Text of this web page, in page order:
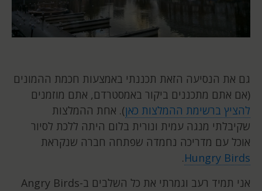
גם את הנסיעה הזאת תכננתי באמצעות חכמת ההמונים
(אם אתם מתכננים ביקור באמסטרדם, אתם מוזמנים
להציץ ברשימת ההמלצות כאן). אחת ההמלצות
שקיבלתי מנגה עמית ונורית בלום היתה ללכת לסיור
אוכל עם מדריכה נחמדה שפתחה חברה שנקראת
Hungry Birds
.
אני תמיד רעב וגמרתי את כל השלבים ב-Angry Birds